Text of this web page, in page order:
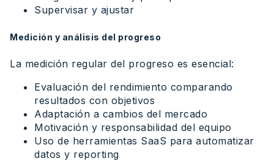
Supervisar y ajustar
Medición y análisis del progreso
La medición regular del progreso es esencial:
Evaluación del rendimiento comparando
resultados con objetivos
Adaptación a cambios del mercado
Motivación y responsabilidad del equipo
Uso de herramientas SaaS para automatizar
datos y reporting